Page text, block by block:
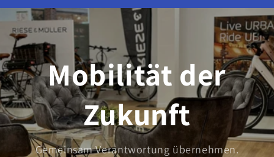
Mobilität der
Zukunft
Gemeinsam Verantwortung übernehmen.